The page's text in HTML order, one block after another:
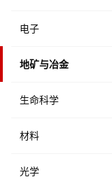
电子
地矿与冶金
生命科学
材料
光学